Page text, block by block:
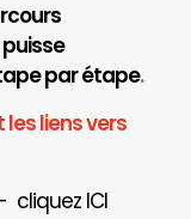
par étape.
liens vers
cliquez ICI